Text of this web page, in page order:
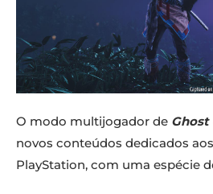
O modo multijogador de Ghost
novos conteúdos dedicados
PlayStation, com uma espécie